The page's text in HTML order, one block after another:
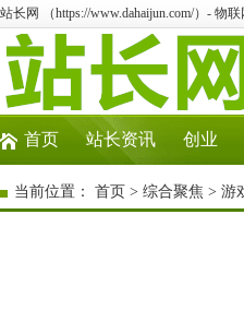
站长网 （https://www.dahaijun.com/）- 物
首页 站长资讯 创业
当前位置： 首页 > 综合聚焦 > 游